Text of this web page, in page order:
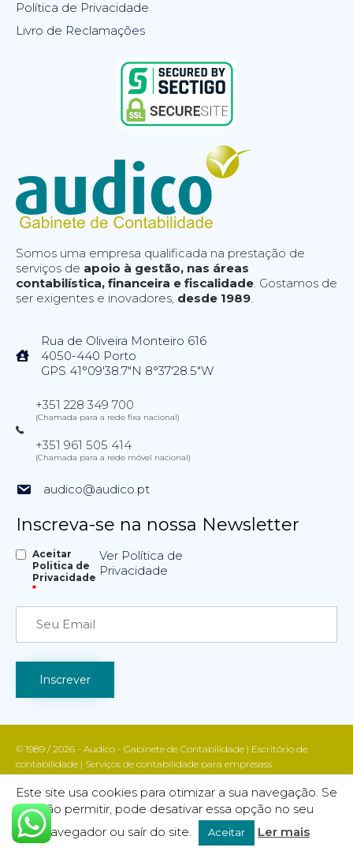
Política de Privacidade
Livro de Reclamações
Somos uma empresa qualificada na prestação de
serviços de apoio à gestão, nas áreas
contabilística, financeira e fiscalidade. Gostamos de
ser exigentes e inovadores, desde 1989.
Rua de Oliveira Monteiro 616
4050-440 Porto
GPS 41°09'38.7"N 8°37'28.5"W
+351 228 349 700
(Chamada para a rede fixa nacional)
+351 961 505 414
(Chamada para a rede móvel nacional)
audico@audico.pt
Inscreva-se na nossa Newsletter
Aceitar
Politica de
Privacidade
*
Ver Política de
Privacidade
© 1989 / 2026 - Audico - Gabinete de Contabilidade | Escritório de
contabilidade | Serviços de contabilidade para empresass
os direitos reservados | AUDICO marca registada INPI nº 755988
Política de Privacidade| DESIGN & CODE BY:FINALWEBSITE
Este site usa cookies para otimizar a sua navegação. Se
não permitir, pode desativar essa opção no seu
navegador ou saír do site.
Aceitar Ler mais